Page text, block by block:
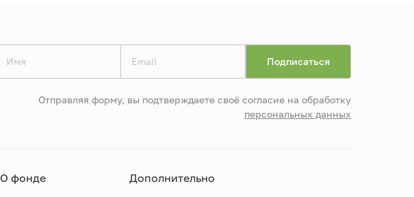
Отправляя форму, вы подтверждаете своё согласие на обработку
персональных данных
О фонде Дополнительно